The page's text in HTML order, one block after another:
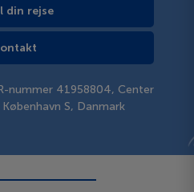
din rejse
nummer 41958804, Center
S, Danmark